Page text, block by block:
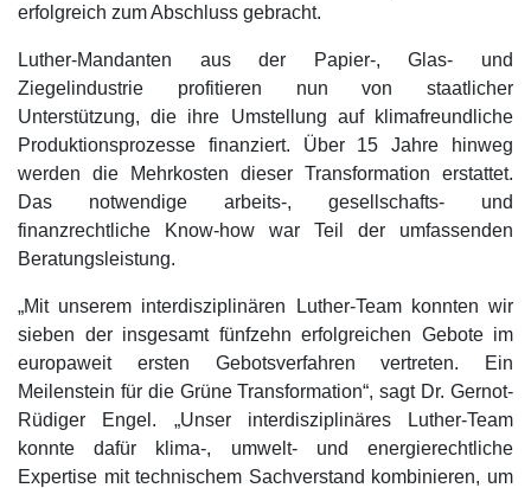
erfolgreich zum Abschluss gebracht.
Luther-Mandanten aus der Papier-, Glas- und
Ziegelindustrie profitieren nun von staatlicher
Unterstützung, die ihre Umstellung auf klimafreundliche
Produktionsprozesse finanziert. Über 15 Jahre hinweg
werden die Mehrkosten dieser Transformation erstattet.
Das notwendige arbeits-, gesellschafts- und
finanzrechtliche Know-how war Teil der umfassenden
Beratungsleistung.
„Mit unserem interdisziplinären Luther-Team konnten wir
sieben der insgesamt fünfzehn erfolgreichen Gebote im
europaweit ersten Gebotsverfahren vertreten. Ein
Meilenstein für die Grüne Transformation“, sagt Dr. Gernot-
Rüdiger Engel. „Unser interdisziplinäres Luther-Team
konnte dafür klima-, umwelt- und energierechtliche
Expertise mit technischem Sachverstand kombinieren, um